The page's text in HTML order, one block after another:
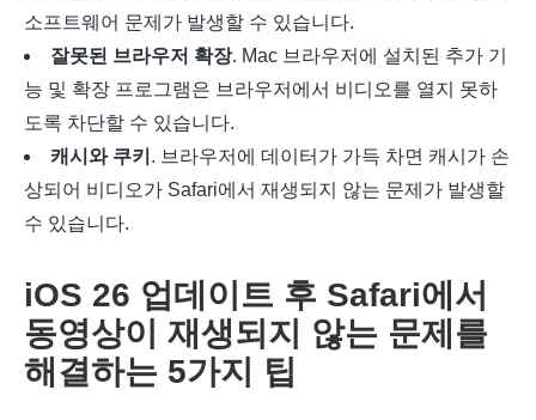
소프트웨어 문제가 발생할 수 있습니다.
잘못된 브라우저 확장. Mac 브라우저에 설치된 추가 기
능 및 확장 프로그램은 브라우저에서 비디오를 열지 못하
도록 차단할 수 있습니다.
캐시와 쿠키 . 브라우저에 데이터가 가득 차면 캐시가 손
상되어 비디오가 Safari에서 재생되지 않는 문제가 발생할
수 있습니다.
iOS 26 업데이트 후 Safari에서
동영상이 재생되지 않는 문제를
해결하는 5가지 팁